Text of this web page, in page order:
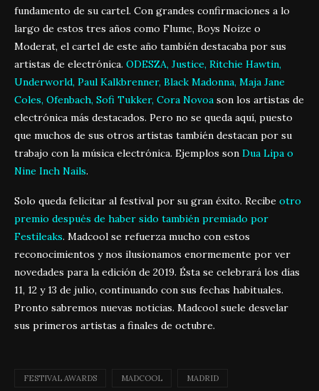
fundamento de su cartel. Con grandes confirmaciones a lo
largo de estos tres años como Flume, Boys Noize o
Moderat, el cartel de este año también destacaba por sus
artistas de electrónica. ODESZA, Justice, Ritchie Hawtin,
Underworld, Paul Kalkbrenner, Black Madonna, Maja Jane
Coles, Ofenbach, Sofi Tukker, Cora Novoa son los artistas de
electrónica más destacados. Pero no se queda aquí, puesto
que muchos de sus otros artistas también destacan por su
trabajo con la música electrónica. Ejemplos son Dua Lipa o
Nine Inch Nails.
Solo queda felicitar al festival por su gran éxito. Recibe otro
premio después de haber sido también premiado por
Festileaks. Madcool se refuerza mucho con estos
reconocimientos y nos ilusionamos enormemente por ver
novedades para la edición de 2019. Ésta se celebrará los días
11, 12 y 13 de julio, continuando con sus fechas habituales.
Pronto sabremos nuevas noticias. Madcool suele desvelar
sus primeros artistas a finales de octubre.
FESTIVAL AWARDS MADCOOL MADRID